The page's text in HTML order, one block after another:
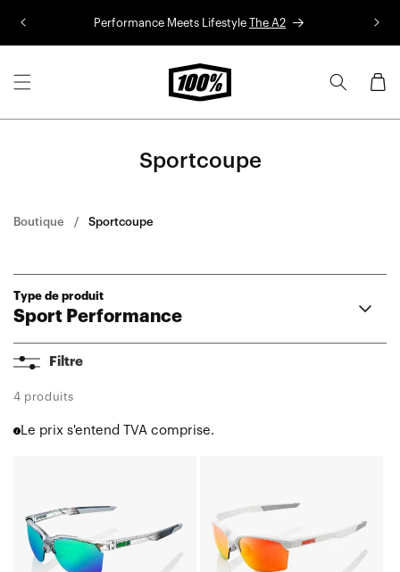
Performance Meets Lifestyle The A2
Panier
Sportcoupe
Boutique Sportcoupe
Type de produit
Sport Performance
Aerocraft®
Korbin®
Hypercraft®
Eastcraft™
Westcraft™
S3™
Filtre
4 produits
Le prix s'entend TVA comprise.
Translucent
Crystal
GreyGreen
WhiteHiPER®
Red
Multilayer